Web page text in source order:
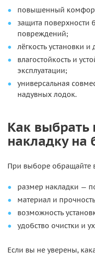
повышенный
защита поверхности
повреждений;
лёгкость установки
влагостойкость и
эксплуатации;
универсальная
надувных лодок.
Как выбрать
накладку на
При выборе обращайте
размер накладки —
материал и
возможность
удобство очистки и
Если вы не уверены,